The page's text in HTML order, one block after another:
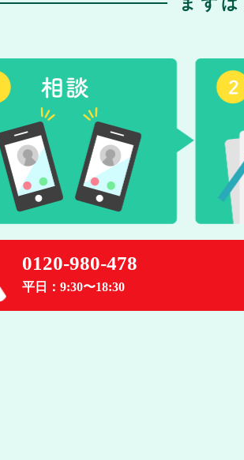
0120-980-478
平日：9:30〜18:30